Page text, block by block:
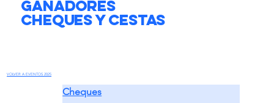
Ganadores
Cheques y Cestas
VOLVER A EVENTOS 2025
Cheques